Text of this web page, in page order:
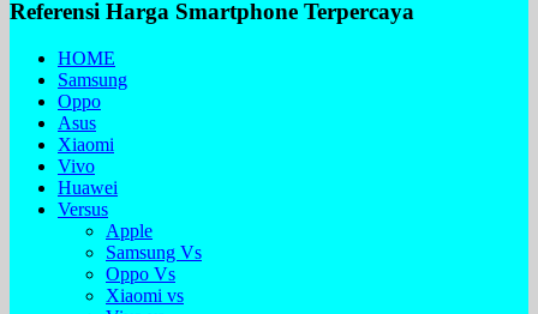
Referensi Harga Smartphone Terpercaya
HOME
Samsung
Oppo
Asus
Xiaomi
Vivo
Huawei
Versus
Apple
Samsung Vs
Oppo Vs
Xiaomi vs